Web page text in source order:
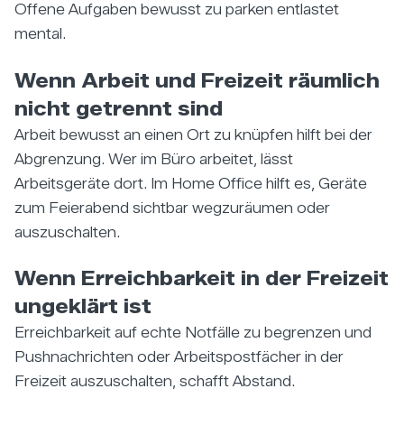
Offene Aufgaben bewusst zu parken entlastet
mental.
Wenn Arbeit und Freizeit räumlich
nicht getrennt sind
Arbeit bewusst an einen Ort zu knüpfen hilft bei der
Abgrenzung. Wer im Büro arbeitet, lässt
Arbeitsgeräte dort. Im Home Office hilft es, Geräte
zum Feierabend sichtbar wegzuräumen oder
auszuschalten.
Wenn Erreichbarkeit in der Freizeit
ungeklärt ist
Erreichbarkeit auf echte Notfälle zu begrenzen und
Pushnachrichten oder Arbeitspostfächer in der
Freizeit auszuschalten, schafft Abstand.